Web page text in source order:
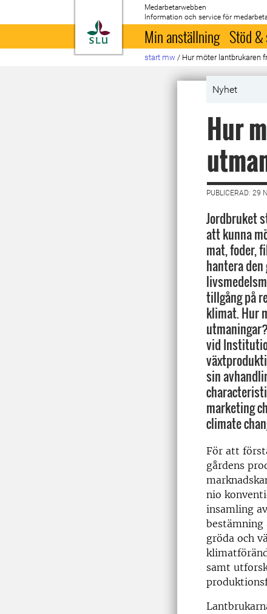
Till startsida
Medarbetarwebben
Information och service för
Min anställning Stöd
start mw / Hur möter lantbrukaren
Nyhet
Hur
PUBLICERAD: 29
Jordbruket
att kunna
mat, foder,
hantera
tillgång på
klimat. Hur
vid
sin
marketing
climate
För att
gårdens
nio
insamling
bestämning
gröda och
samt